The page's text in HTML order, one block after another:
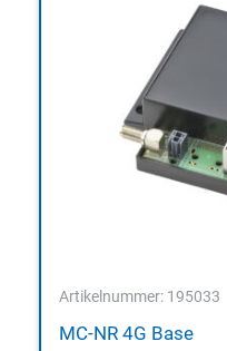
Artikelnummer: 195033
MC-NR 4G Base